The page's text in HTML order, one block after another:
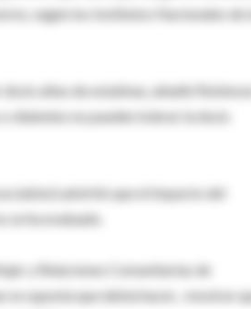
según los Institutos Nacionales de
altas de estatinas, añadió
diabetes no pueden tolerar la dosis
advirtió que el impacto del
ha evaluado.
y Relaciones Comunitarias de
suponía que debía hacer... mostrar